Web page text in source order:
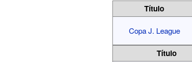
Título
Copa J. League
Título